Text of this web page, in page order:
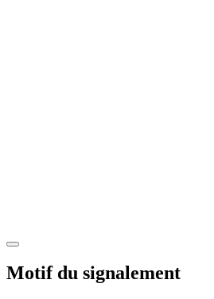
Motif du signalement